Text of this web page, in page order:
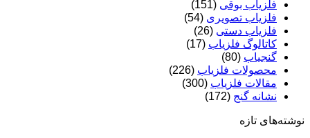
فلزیاب بوقی (151)
فلزیاب تصویری (54)
فلزیاب دستی (26)
کاتالوگ فلزیاب (17)
گنجیاب (80)
محصولات فلزیاب (226)
مقالات فلزیاب (300)
نشانه گنج (172)
نوشته‌های تازه